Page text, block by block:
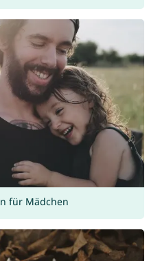
für Mädchen